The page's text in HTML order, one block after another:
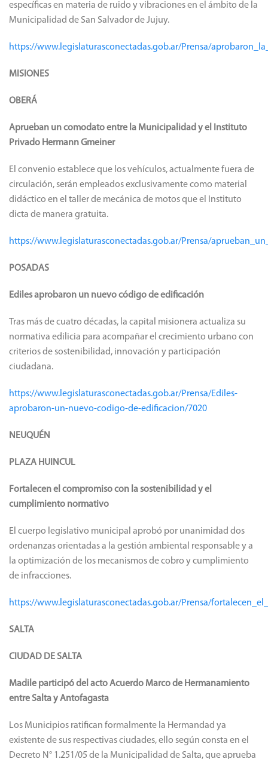
específicas en materia de ruido y vibraciones en el ámbito de la
Municipalidad de San Salvador de Jujuy.
https://www.legislaturasconectadas.gob.ar/Prensa/
MISIONES
OBERÁ
Aprueban un comodato entre la Municipalidad y el Instituto
Privado Hermann Gmeiner
El convenio establece que los vehículos, actualmente fuera de
circulación, serán empleados exclusivamente como material
didáctico en el taller de mecánica de motos que el Instituto
dicta de manera gratuita.
https://www.legislaturasconectadas.gob.ar/Prensa/
POSADAS
Ediles aprobaron un nuevo código de edificación
Tras más de cuatro décadas, la capital misionera actualiza su
normativa edilicia para acompañar el crecimiento urbano con
criterios de sostenibilidad, innovación y participación
ciudadana.
https://www.legislaturasconectadas.gob.ar/Prensa/Ediles-
aprobaron-un-nuevo-codigo-de-edificacion/7020
NEUQUÉN
PLAZA HUINCUL
Fortalecen el compromiso con la sostenibilidad y el
cumplimiento normativo
El cuerpo legislativo municipal aprobó por unanimidad dos
ordenanzas orientadas a la gestión ambiental responsable y a
la optimización de los mecanismos de cobro y cumplimiento
de infracciones.
https://www.legislaturasconectadas.gob.ar/Prensa/
SALTA
CIUDAD DE SALTA
Madile participó del acto Acuerdo Marco de Hermanamiento
entre Salta y Antofagasta
Los Municipios ratifican formalmente la Hermandad ya
existente de sus respectivas ciudades, ello según consta en el
Decreto N° 1.251/05 de la Municipalidad de Salta, que aprueba